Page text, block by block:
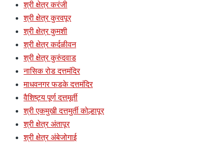
श्री क्षेत्र करंजी
श्री क्षेत्र कुरवपूर
श्री क्षेत्र कुमशी
श्री क्षेत्र कर्दळीवन
श्री क्षेत्र कुरुंदवाड
नासिक रोड दत्तमंदिर
माधवनगर फडके दत्तमंदिर
वैशिष्ट्य पूर्ण दत्तमूर्ती
श्री एकमुखी दत्तमुर्ती कोल्हापूर
श्री क्षेत्र अंतापूर
श्री क्षेत्र अंबेजोगाई